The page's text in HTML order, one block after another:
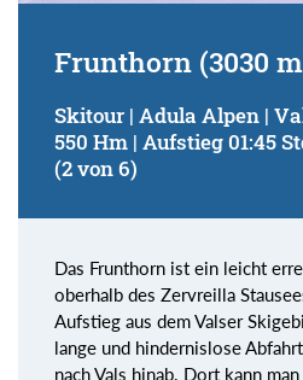
Frunthorn (3030
Skitour | Adula Alpen |
550 Hm | Aufstieg 01:45
(2 von 6)
Das Frunthorn ist ein leicht
oberhalb des Zervreilla
Aufstieg aus dem Valser
lange und hindernislose
nach Vals hinab. Dort kann